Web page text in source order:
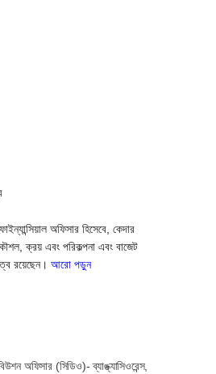
অফিসার হিসেবে, কেদার
ক্রয় এবং পরিকল্পনা এবং বাজেট
রয়েছেন। আরো পড়ুন
অফিসার (সিডিও)- ব্যাঙ্ক্যাসিওরেন্স,